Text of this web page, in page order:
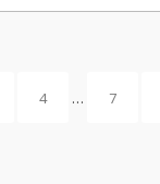
4 … 7